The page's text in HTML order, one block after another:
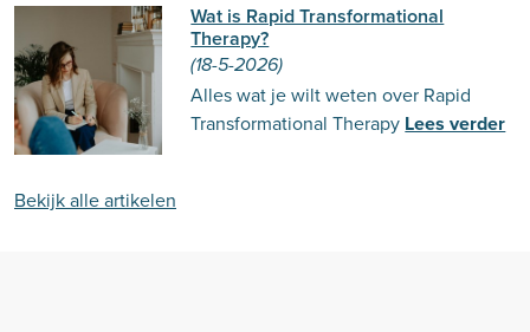
Wat is Rapid Transformational
Therapy?
(18-5-2026)
Alles wat je wilt weten over Rapid
Transformational Therapy Lees verder
Bekijk alle artikelen